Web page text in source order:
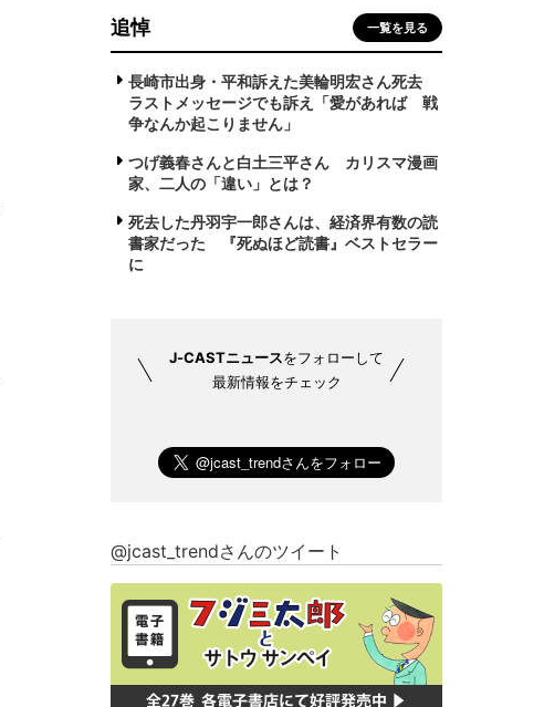
追悼 一覧を見る
長崎市出身・平和訴えた美輪明宏さん死去
ラストメッセージでも訴え「愛があれば 戦
争なんか起こりません」
つげ義春さんと白土三平さん カリスマ漫画
家、二人の「違い」とは？
死去した丹羽宇一郎さんは、経済界有数の読
書家だった 『死ぬほど読書』ベストセラー
に
J-CASTニュースをフォローして
最新情報をチェック
@jcast_trendさんのツイート